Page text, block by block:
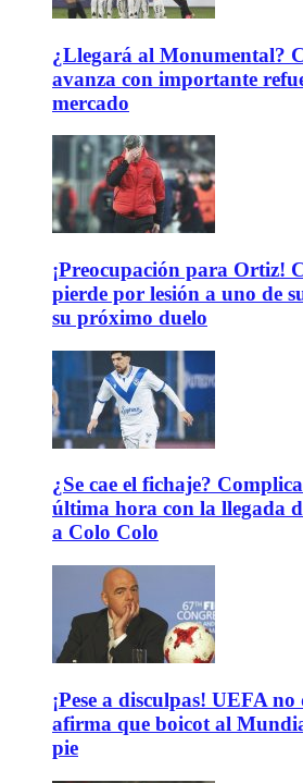
¿Llegará al Monumental?
avanza con importante
mercado
¡Preocupación para Ortiz!
pierde por lesión a uno de
su próximo duelo
¿Se cae el fichaje?
última hora con la llegada
a Colo Colo
¡Pese a disculpas! UEFA no
afirma que boicot al
pie